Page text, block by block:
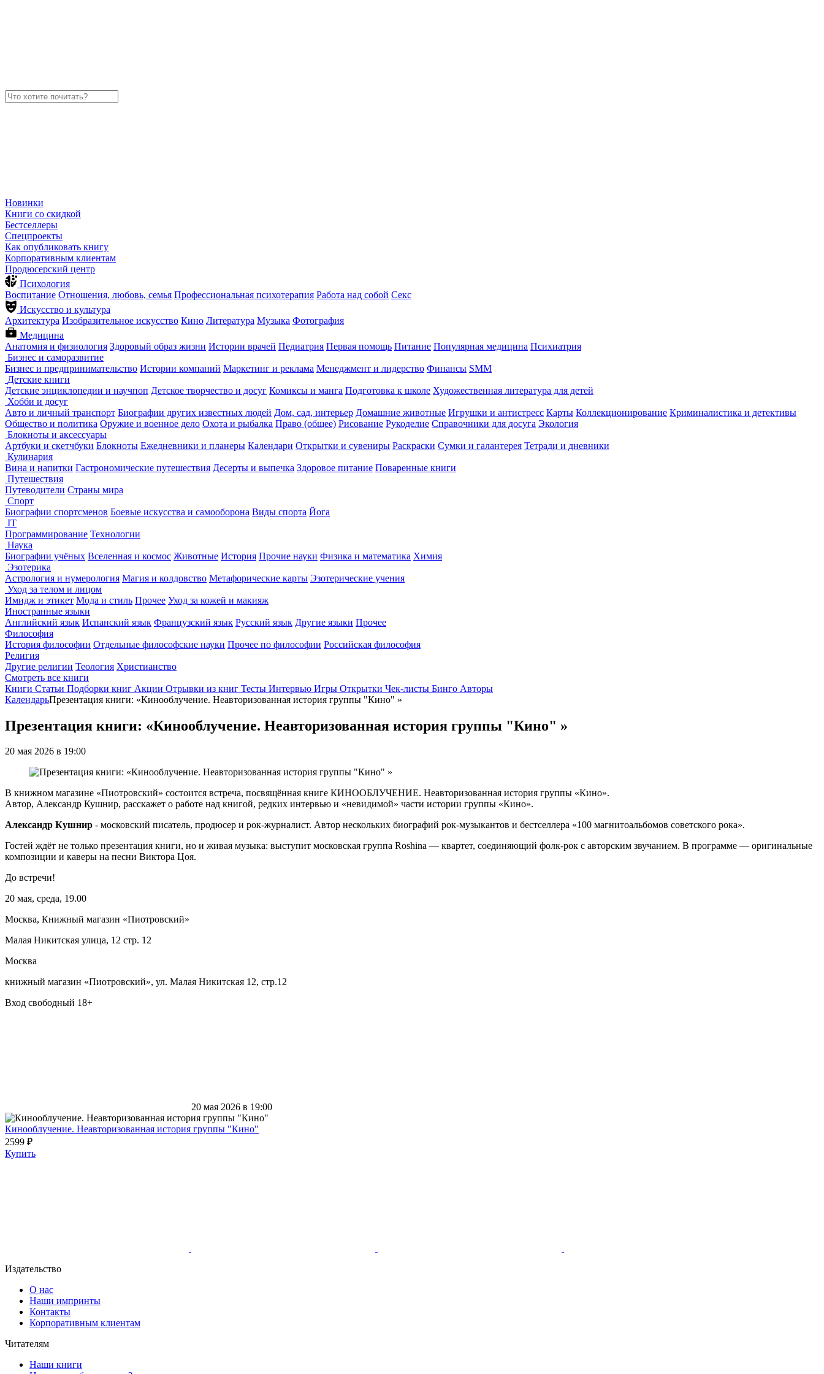
Новинки
Книги со скидкой
Бестселлеры
Спецпроекты
Как опубликовать книгу
Корпоративным клиентам
Продюсерский центр
Психология
Воспитание Отношения, любовь, семья Профессиональная психотерапия Работа над собой Секс
Искусство и культура
Архитектура Изобразительное искусство Кино Литература Музыка Фотография
Медицина
Анатомия и физиология Здоровый образ жизни Истории врачей Педиатрия Первая помощь Питание Популярная медицина Психиатрия
Бизнес и саморазвитие
Бизнес и предпринимательство Истории компаний Маркетинг и реклама Менеджмент и лидерство Финансы SMM
Детские книги
Детские энциклопедии и научпоп Детское творчество и досуг Комиксы и манга Подготовка к школе Художественная литература для детей
Хобби и досуг
Авто и личный транспорт Биографии других известных людей Дом, сад, интерьер Домашние животные Игрушки и антистресс Карты Коллекционирование Криминалистика и детективы
Общество и политика Оружие и военное дело Охота и рыбалка Право (общее) Рисование Рукоделие Справочники для досуга Экология
Блокноты и аксессуары
Артбуки и скетчбуки Блокноты Ежедневники и планеры Календари Открытки и сувениры Раскраски Сумки и галантерея Тетради и дневники
Кулинария
Вина и напитки Гастрономические путешествия Десерты и выпечка Здоровое питание Поваренные книги
Путешествия
Путеводители Страны мира
Спорт
Биографии спортсменов Боевые искусства и самооборона Виды спорта Йога
IT
Программирование Технологии
Наука
Биографии учёных Вселенная и космос Животные История Прочие науки Физика и математика Химия
Эзотерика
Астрология и нумерология Магия и колдовство Метафорические карты Эзотерические учения
Уход за телом и лицом
Имидж и этикет Мода и стиль Прочее Уход за кожей и макияж
Иностранные языки
Английский язык Испанский язык Французский язык Русский язык Другие языки Прочее
Философия
История философии Отдельные философские науки Прочее по философии Российская философия
Религия
Другие религии Теология Христианство
Смотреть все книги
Книги Статьи Подборки книг Акции Отрывки из книг Тесты Интервью Игры Открытки Чек-листы Бинго Авторы
КалендарьПрезентация книги: «Кинооблучение. Неавторизованная история группы "Кино" »
Презентация книги: «Кинооблучение. Неавторизованная история группы "Кино" »
20 мая 2026 в 19:00
В книжном магазине «Пиотровский» состоится встреча, посвящённая книге КИНООБЛУЧЕНИЕ. Неавторизованная история группы «Кино».
Автор, Александр Кушнир, расскажет о работе над книгой, редких интервью и «невидимой» части истории группы «Кино».
Александр Кушнир - московский писатель, продюсер и рок-журналист. Автор нескольких биографий рок-музыкантов и бестселлера «100 магнитоальбомов советского рока».
Гостей ждёт не только презентация книги, но и живая музыка: выступит московская группа Roshina — квартет, соединяющий фолк-рок с авторским звучанием. В программе — оригинальные
композиции и каверы на песни Виктора Цоя.
До встречи!
20 мая, среда, 19.00
Москва, Книжный магазин «Пиотровский»
Малая Никитская улица, 12 стр. 12
Москва
книжный магазин «Пиотровский», ул. Малая Никитская 12, стр.12
Вход свободный 18+
20 мая 2026 в 19:00
Кинооблучение. Неавторизованная история группы "Кино"
2599 ₽
Купить
Издательство
О нас
Наши импринты
Контакты
Корпоративным клиентам
Читателям
Наши книги